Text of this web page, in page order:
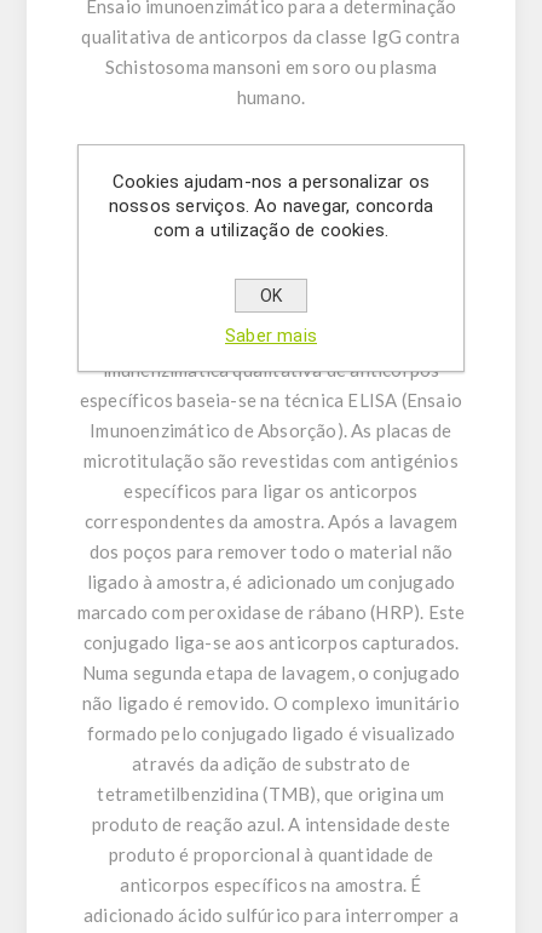
Ensaio imunoenzimático para a determinação
qualitativa de anticorpos da classe IgG contra
Schistosoma mansoni em soro ou plasma
humano.
mansoni IgG ELISA destina-se à determinação
qualitativa de anticorpos da classe IgG contra
humano (citrato, heparina).
INFORMAÇÃO GERAL:A determinação
imunenzimática qualitativa de anticorpos
específicos baseia-se na técnica ELISA (Ensaio
Imunoenzimático de Absorção). As placas de
microtitulação são revestidas com antigénios
específicos para ligar os anticorpos
correspondentes da amostra. Após a lavagem
dos poços para remover todo o material não
ligado à amostra, é adicionado um conjugado
marcado com peroxidase de rábano (HRP). Este
conjugado liga-se aos anticorpos capturados.
Numa segunda etapa de lavagem, o conjugado
não ligado é removido. O complexo imunitário
formado pelo conjugado ligado é visualizado
através da adição de substrato de
tetrametilbenzidina (TMB), que origina um
produto de reação azul. A intensidade deste
produto é proporcional à quantidade de
anticorpos específicos na amostra. É
adicionado ácido sulfúrico para interromper a
Cookies ajudam-nos a personalizar os
nossos serviços. Ao navegar, concorda
com a utilização de cookies.
OK
Saber mais